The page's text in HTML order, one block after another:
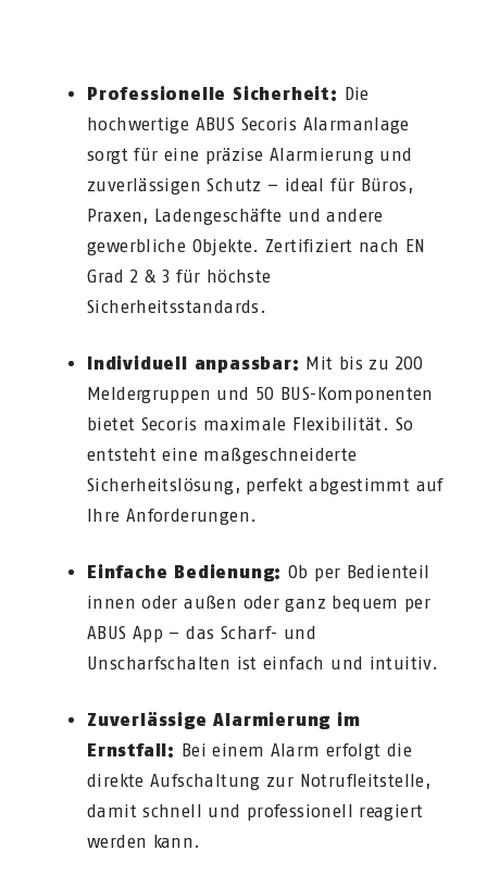
Professionelle Sicherheit: Die
hochwertige ABUS Secoris Alarmanlage
sorgt für eine präzise Alarmierung und
zuverlässigen Schutz – ideal für Büros,
Praxen, Ladengeschäfte und andere
gewerbliche Objekte. Zertifiziert nach EN
Grad 2 & 3 für höchste
Sicherheitsstandards.
Individuell anpassbar: Mit bis zu 200
Meldergruppen und 50 BUS-Komponenten
bietet Secoris maximale Flexibilität. So
entsteht eine maßgeschneiderte
Sicherheitslösung, perfekt abgestimmt auf
Ihre Anforderungen.
Einfache Bedienung: Ob per Bedienteil
innen oder außen oder ganz bequem per
ABUS App – das Scharf- und
Unscharfschalten ist einfach und intuitiv.
Zuverlässige Alarmierung im
Ernstfall: Bei einem Alarm erfolgt die
direkte Aufschaltung zur Notrufleitstelle,
damit schnell und professionell reagiert
werden kann.